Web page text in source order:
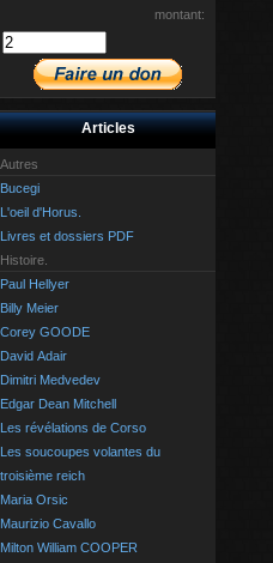
montant:
Articles
Autres
Bucegi
L'oeil d'Horus.
Livres et dossiers PDF
Histoire.
Paul Hellyer
Billy Meier
Corey GOODE
David Adair
Dimitri Medvedev
Edgar Dean Mitchell
Les révélations de Corso
Les soucoupes volantes du
troisième reich
Maria Orsic
Maurizio Cavallo
Milton William COOPER